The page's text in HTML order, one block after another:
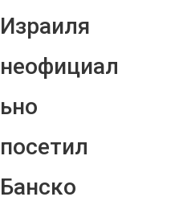
Израиля
неофициал
ьно
посетил
Банско